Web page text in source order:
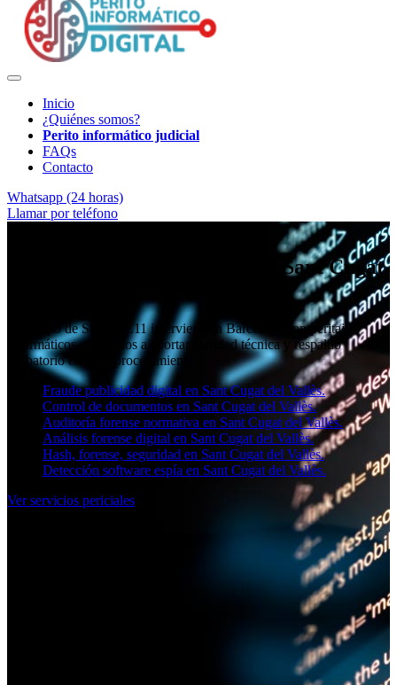
Inicio
¿Quiénes somos?
Perito informático judicial
FAQs
Contacto
Whatsapp (24 horas)
Llamar por teléfono
Perito judicial informático en Sant Cugat
El equipo de SOCIAL11 interviene en Barcelona con peritajes
informáticos orientados a aportar claridad técnica y respaldo
probatorio en cada procedimiento.
Fraude publicidad digital en Sant Cugat del Vallès.
Control de documentos en Sant Cugat del Vallès.
Auditoría forense normativa en Sant Cugat del Vallès.
Análisis forense digital en Sant Cugat del Vallès.
Hash, forense, seguridad en Sant Cugat del Vallès.
Detección software espía en Sant Cugat del Vallès.
Ver servicios periciales